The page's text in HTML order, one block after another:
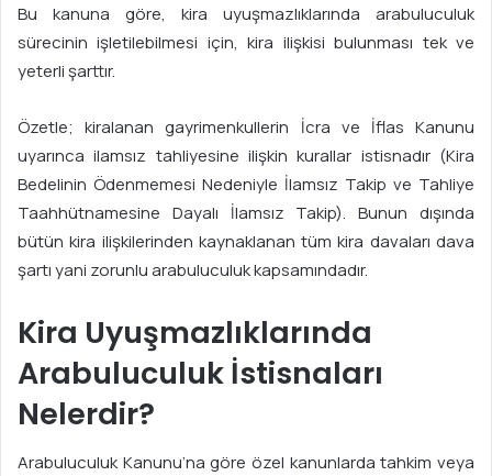
Bu kanuna göre, kira uyuşmazlıklarında arabuluculuk
sürecinin işletilebilmesi için, kira ilişkisi bulunması tek ve
yeterli şarttır.
Özetle; kiralanan gayrimenkullerin İcra ve İflas Kanunu
uyarınca ilamsız tahliyesine ilişkin kurallar istisnadır (Kira
Bedelinin Ödenmemesi Nedeniyle İlamsız Takip ve Tahliye
Taahhütnamesine Dayalı İlamsız Takip). Bunun dışında
bütün kira ilişkilerinden kaynaklanan tüm kira davaları dava
şartı yani zorunlu arabuluculuk kapsamındadır.
Kira Uyuşmazlıklarında
Arabuluculuk İstisnaları
Nelerdir?
Arabuluculuk Kanunu’na göre özel kanunlarda tahkim veya